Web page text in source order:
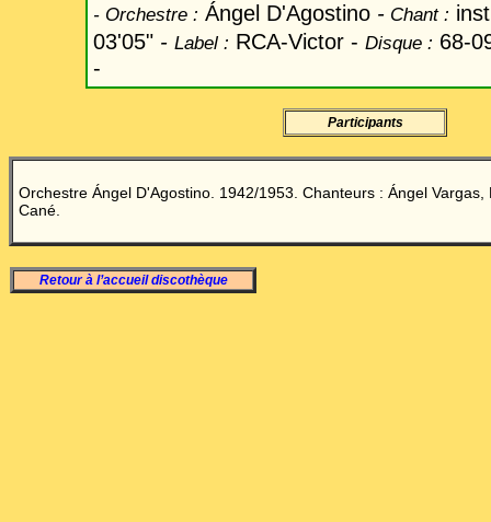
- Orchestre : Ángel D'Agostino - Chant:
03'05" - Label : RCA-Victor - Disque : 68-
-
Participants
Orchestre Ángel D'Agostino. 1942/1953. Chanteurs : Ángel
Cané.
Retour à l’accueil discothèque